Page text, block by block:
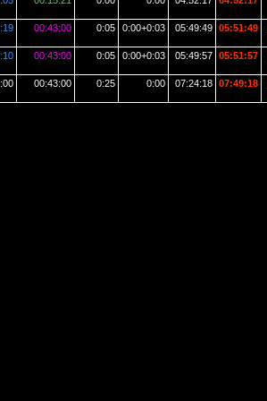
00:43:00 0:05 0:00+0:03 05:49:49 05:51:49
00:43:00 0:05 0:00+0:03 05:49:57 05:51:57
00:43:00 0:25 0:00 07:24:18 07:49:18